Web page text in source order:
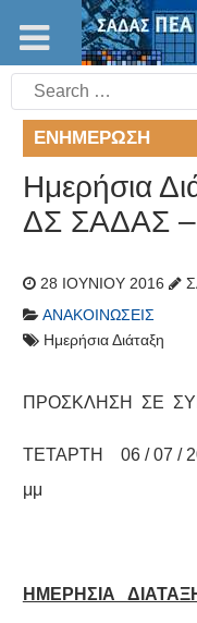
Search
for:
ΕΝΗΜΈΡΩΣΗ
Ημερήσια
ΔΣ ΣΑΔΑΣ
28 ΙΟΥΝΊΟΥ 2016
ΑΝΑΚΟΙΝΏΣΕΙΣ
Ημερήσια Διάταξη
ΠΡΟΣΚΛΗΣΗ ΣΕ
ΤΕΤΑΡΤΗ 06 / 07 /
μμ
ΗΜΕΡΗΣΙΑ